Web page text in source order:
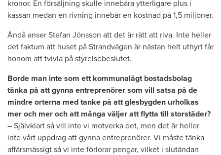
kronor. En försäljning skulle innebära ytterligare plus i
kassan medan en rivning innebär en kostnad på 1,5 miljoner.
Ändå anser Stefan Jönsson att det är rätt att riva. Inte heller
det faktum att huset på Strandvägen är nästan helt uthyrt får
honom att tvivla på styrelsebeslutet.
Borde man inte som ett kommunalägt bostadsbolag
tänka på att gynna entreprenörer som vill satsa på de
mindre orterna med tanke på att glesbygden urholkas
mer och mer och att många väljer att flytta till storstäder?
– Självklart så vill inte vi motverka det, men det är heller
inte vårt uppdrag att gynna entreprenörer. Vi måste tänka
affärsmässigt så vi inte förlorar pengar, vilket i slutändan